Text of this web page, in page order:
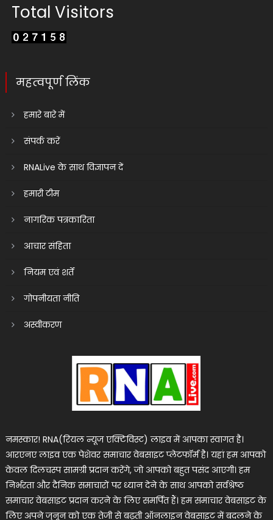
Total Visitors
महत्वपूर्ण लिंक
हमारे बारे में
संपर्क करें
RNALive के साथ विज्ञापन दें
हमारी टीम
नागरिक पत्रकारिता
आचार संहिता
नियम एवं शर्तें
गोपनीयता नीति
अस्वीकरण
नमस्कार! RNA(रियल न्यूज एक्टिविस्ट) लाइव में आपका स्वागत है।
आरएनए लाइव एक पेशेवर समाचार वेबसाइट प्लेटफॉर्म है। यहां हम आपको
केवल दिलचस्प सामग्री प्रदान करेंगे, जो आपको बहुत पसंद आएगी। हम
निर्भरता और दैनिक समाचारों पर ध्यान देने के साथ आपको सर्वश्रेष्ठ
समाचार वेबसाइट प्रदान करने के लिए समर्पित हैं। हम समाचार वेबसाइट के
लिए अपने जुनून को एक तेजी से बढ़ती ऑनलाइन वेबसाइट में बदलने के